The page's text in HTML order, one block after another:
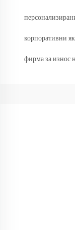
корпоративни
фирма за износ